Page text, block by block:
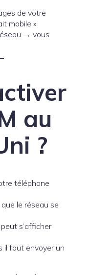
de votre
mobile »
→ vous
au
?
téléphone
le réseau se
s’afficher
il faut envoyer un